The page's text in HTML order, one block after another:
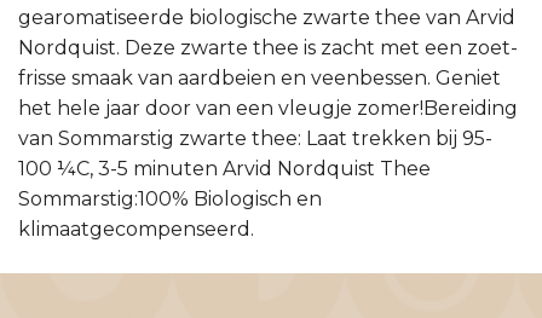
gearomatiseerde biologische zwarte thee van Arvid
Nordquist. Deze zwarte thee is zacht met een zoet-
frisse smaak van aardbeien en veenbessen. Geniet
het hele jaar door van een vleugje zomer!Bereiding
van Sommarstig zwarte thee: Laat trekken bij 95-
100 ¼C, 3-5 minuten Arvid Nordquist Thee
Sommarstig:100% Biologisch en
klimaatgecompenseerd.